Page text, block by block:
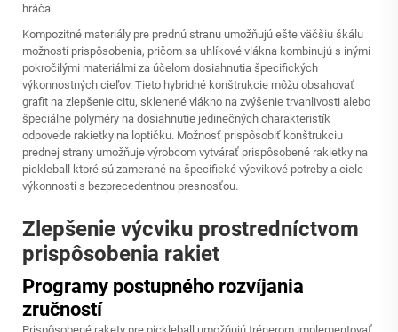
hráča.
Kompozitné materiály pre prednú stranu umožňujú ešte väčšiu škálu
možností prispôsobenia, pričom sa uhlíkové vlákna kombinujú s inými
pokročilými materiálmi za účelom dosiahnutia špecifických
výkonnostných cieľov. Tieto hybridné konštrukcie môžu obsahovať
grafit na zlepšenie citu, sklenené vlákno na zvýšenie trvanlivosti alebo
špeciálne polyméry na dosiahnutie jedinečných charakteristík
odpovede rakietky na loptičku. Možnosť prispôsobiť konštrukciu
prednej strany umožňuje výrobcom vytvárať prispôsobené rakietky na
pickleball
ktoré sú zamerané na špecifické výcvikové potreby a ciele
výkonnosti s bezprecedentnou presnosťou.
Zlepšenie výcviku prostredníctvom
prispôsobenia rakiet
Programy postupného rozvíjania
zručností